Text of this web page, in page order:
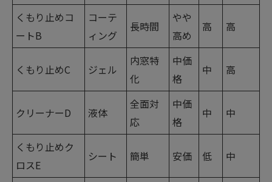
くもり止めコ
ートB
コーテ
ィング
長時間
やや
高め
高 高
くもり止めC ジェル
内窓特
化
中価
格
中 高
クリーナーD 液体
全面対
応
中価
格
中 中
くもり止めク
ロスE
シート 簡単 安価 低 中